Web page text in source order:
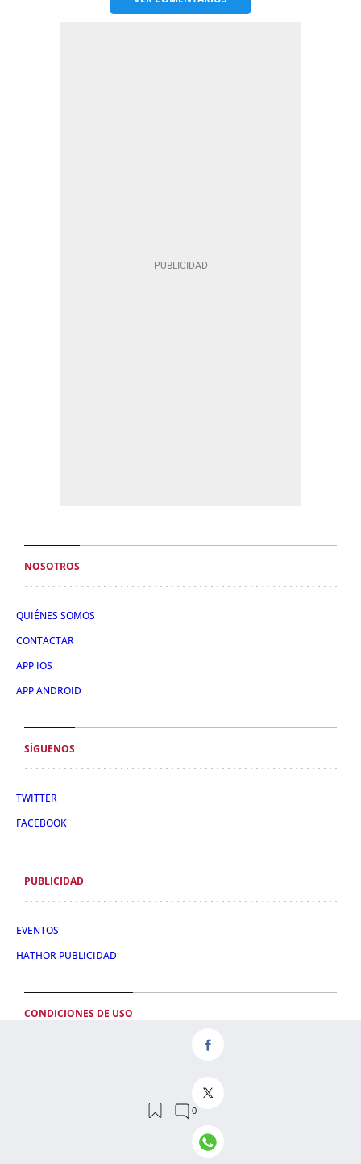
NOSOTROS
QUIÉNES SOMOS
CONTACTAR
APP IOS
APP ANDROID
SÍGUENOS
TWITTER
FACEBOOK
PUBLICIDAD
EVENTOS
HATHOR PUBLICIDAD
CONDICIONES DE USO